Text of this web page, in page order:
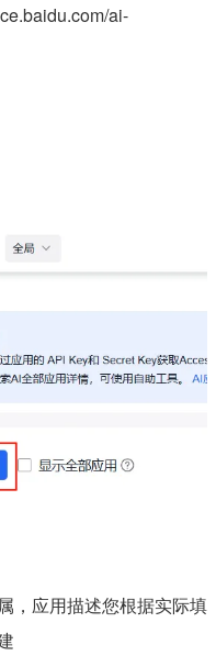
ai-
，应用描述您根据实际填